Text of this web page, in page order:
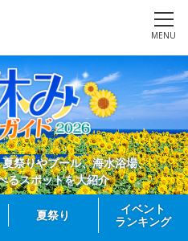
MENU
祭りやプール、海水浴場、
るスポットを大紹介
夏祭り
イベント
ランキング